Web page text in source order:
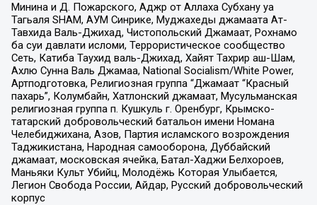
Минина и Д. Пожарского, Аджр от Аллаха Субхану уа
Тагьаля SHAM, АУМ Синрике, Муджахеды джамаата Ат-
Тавхида Валь-Джихад, Чистопольский Джамаат, Рохнамо
ба суи давлати исломи, Террористическое сообщество
Сеть, Катиба Таухид валь-Джихад, Хайят Тахрир аш-Шам,
Ахлю Сунна Валь Джамаа, National Socialism/White Power,
Артподготовка, Религиозная группа “Джамаат “Красный
пахарь”, Колумбайн, Хатлонский джамаат, Мусульманская
религиозная группа п. Кушкуль г. Оренбург, Крымско-
татарский добровольческий батальон имени Номана
Челебиджихана, Азов, Партия исламского возрождения
Таджикистана, Народная самооборона, Дуббайский
джамаат, московская ячейка, Батал-Хаджи Белхороев,
Маньяки Культ Убийц, Молодёжь Которая Улыбается,
Легион Свобода России, Айдар, Русский добровольческий
корпус